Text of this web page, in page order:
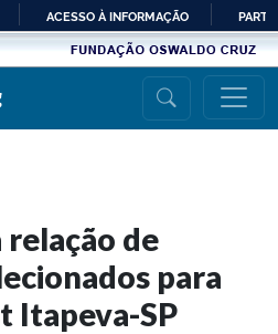
PARA
ACESSO À INFORMAÇÃO
de
para
Itapeva-SP